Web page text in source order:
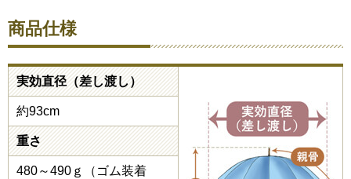
商品仕様
実効直径（差し渡し）
約93cm
重さ
480～490ｇ（ゴム装着